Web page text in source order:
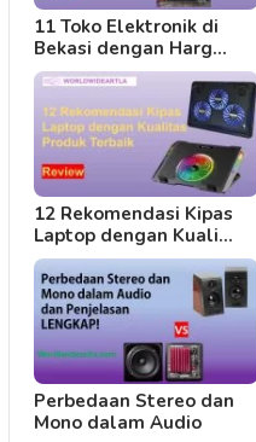
11 Toko Elektronik di
Bekasi dengan Harg…
12 Rekomendasi Kipas
Laptop dengan Kuali…
Perbedaan Stereo dan
Mono dalam Audio